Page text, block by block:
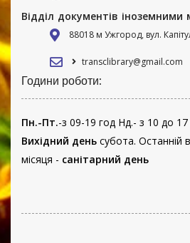
Відділ документів
88018 м Ужгород, вул.
transclibrary@gmail.com
Години роботи:
Пн.-Пт.-з 09-19 год Нд.- з 10 до 17
Вихідний день субота. Останній
місяця - санітарний день